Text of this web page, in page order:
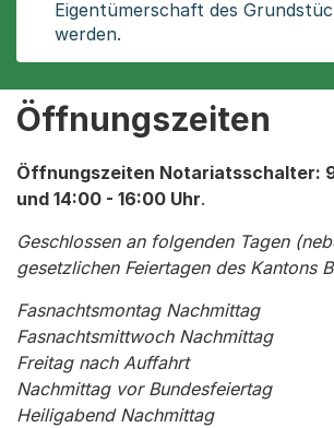
Eigentümerschaft des
werden.
Öffnungszeiten
Öffnungszeiten Notariatsschalter:
und 14:00 - 16:00 Uhr.
Geschlossen an folgenden Tagen
gesetzlichen Feiertagen des Kantons
Fasnachtsmontag Nachmittag
Fasnachtsmittwoch Nachmittag
Freitag nach Auffahrt
Nachmittag vor Bundesfeiertag
Heiligabend Nachmittag